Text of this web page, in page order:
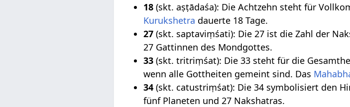
18 (skt. aṣṭādaśa): Die Achtzehn steht für
Kurukshetra dauerte 18 Tage.
27 (skt. saptaviṃśati): Die 27 ist die Zahl der
27 Gattinnen des Mondgottes.
33 (skt. tritriṃśat): Die 33 steht für die
wenn alle Gottheiten gemeint sind. Das
34 (skt. catustriṃśat): Die 34 symbolisiert den
fünf Planeten und 27 Nakshatras.